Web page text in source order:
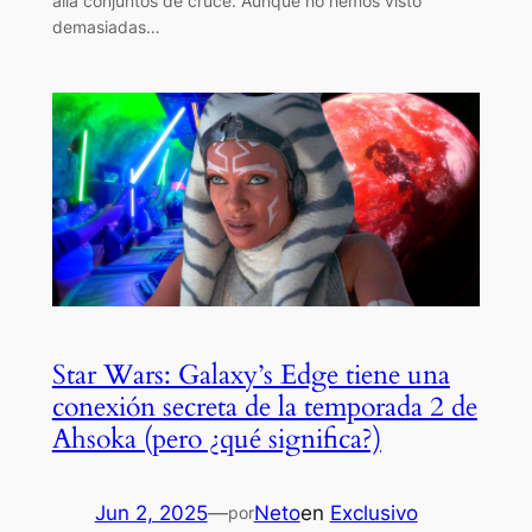
demasiadas…
Star Wars: Galaxy’s Edge tiene una
conexión secreta de la temporada 2 de
Ahsoka (pero ¿qué significa?)
Jun 2, 2025—porNetoen Exclusivo